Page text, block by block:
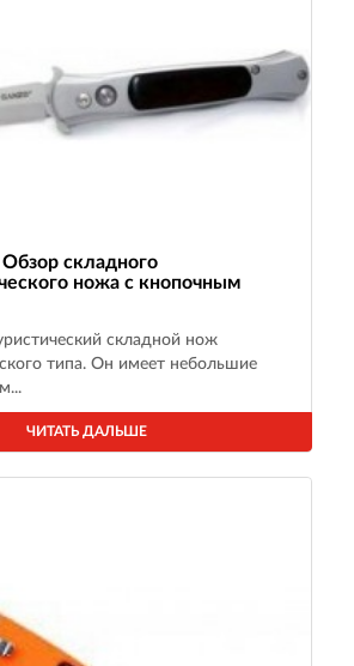
складного
ножа с кнопочным
складной нож
типа. Он имеет небольшие
ЧИТАТЬ ДАЛЬШЕ